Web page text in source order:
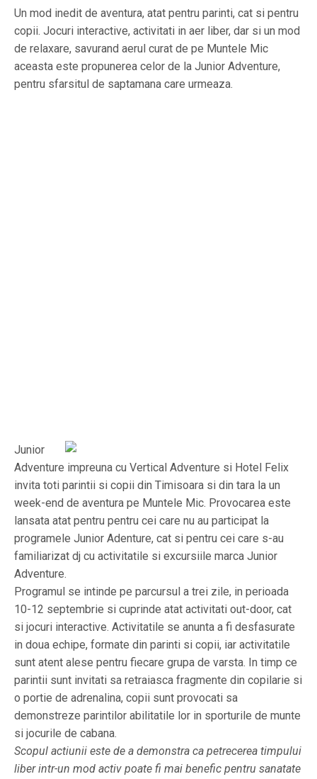
Un mod inedit de aventura, atat pentru parinti, cat si pentru
copii. Jocuri interactive, activitati in aer liber, dar si un mod
de relaxare, savurand aerul curat de pe Muntele Mic
aceasta este propunerea celor de la Junior Adventure,
pentru sfarsitul de saptamana care urmeaza.
Junior
Adventure impreuna cu Vertical Adventure si Hotel Felix
invita toti parintii si copii din Timisoara si din tara la un
week-end de aventura pe Muntele Mic. Provocarea este
lansata atat pentru pentru cei care nu au participat la
programele Junior Adenture, cat si pentru cei care s-au
familiarizat dj cu activitatile si excursiile marca Junior
Adventure.
Programul se intinde pe parcursul a trei zile, in perioada
10-12 septembrie si cuprinde atat activitati out-door, cat
si jocuri interactive. Activitatile se anunta a fi desfasurate
in doua echipe, formate din parinti si copii, iar activitatile
sunt atent alese pentru fiecare grupa de varsta. In timp ce
parintii sunt invitati sa retraiasca fragmente din copilarie si
o portie de adrenalina, copii sunt provocati sa
demonstreze parintilor abilitatile lor in sporturile de munte
si jocurile de cabana.
Scopul actiunii este de a demonstra ca petrecerea timpului
liber intr-un mod activ poate fi mai benefic pentru sanatate